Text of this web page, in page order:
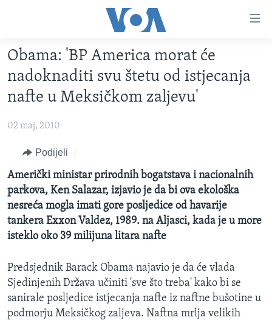
glavni
sadržaj
na
glavnu
navigaciju
pretragu
VIDEO
VIJESTI
SJEDINJENE AMERIČKE DRŽAVE
BOSNA I HERCEGOVINA
SVIJET
NAUKA I TEHNOLOGIJA
SPECIJALNI PROJEKTI
KORUPCIJA
SLOBODA MEDIJA
ŽENSKA STRANA
IZBJEGLIČKA STRANA
MAGAZIN
O GLASU AMERIKE
Obama: 'BP America morat će
nadoknaditi svu štetu od istjecanja
nafte u Meksičkom zaljevu'
02 maj, 2010
Podijeli
Američki ministar prirodnih bogatstava i nacionalnih
parkova, Ken Salazar, izjavio je da bi ova ekološka
nesreća mogla imati gore posljedice od havarije
tankera Exxon Valdez, 1989. na Aljasci, kada je u more
isteklo oko 39 milijuna litara nafte
Predsjednik Barack Obama najavio je da će vlada
Sjedinjenih Država učiniti 'sve što treba' kako bi se
sanirale posljedice istjecanja nafte iz naftne bušotine u
podmorju Meksičkog zaljeva. Naftna mrlja velikih